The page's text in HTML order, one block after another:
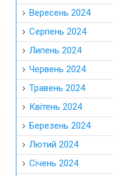
Вересень 2024
Серпень 2024
Липень 2024
Червень 2024
Травень 2024
Квітень 2024
Березень 2024
Лютий 2024
Січень 2024